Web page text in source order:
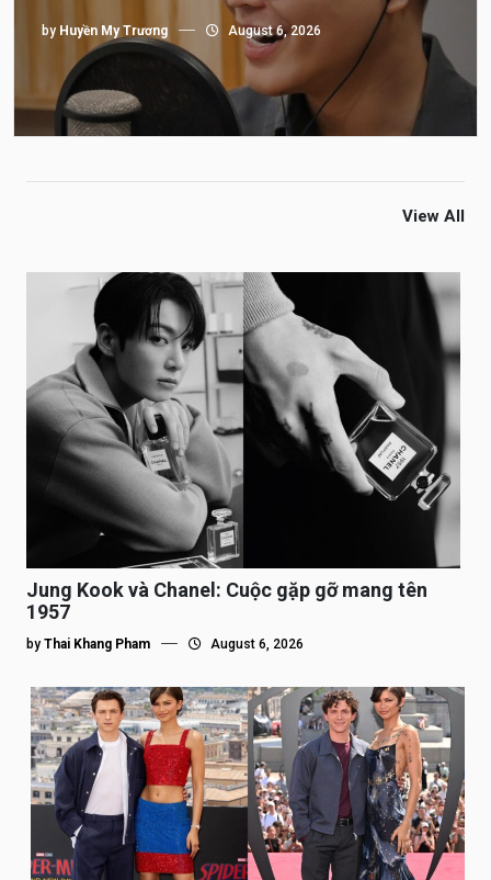
by Huyền My Trương August 6, 2026
View All
Jung Kook và Chanel: Cuộc gặp gỡ mang tên
1957
by Thai Khang Pham August 6, 2026